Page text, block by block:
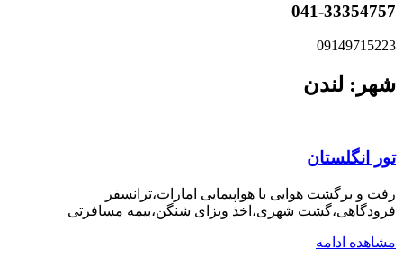
041-33354757
09149715223
شهر: لندن
تور انگلستان
رفت و برگشت هوایی با هواپیمایی امارات،ترانسفر
فرودگاهی،گشت شهری،اخذ ویزای شنگن،بیمه مسافرتی
مشاهده ادامه